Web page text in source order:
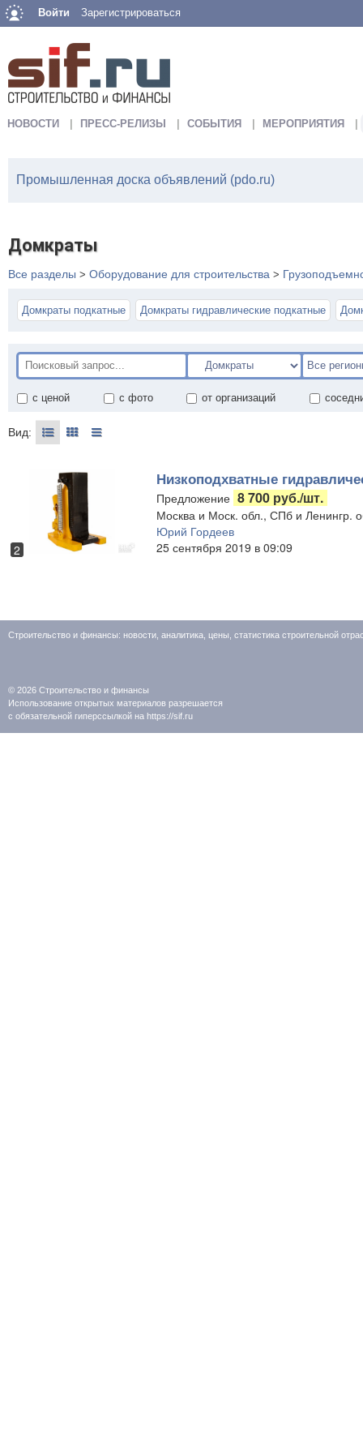
Войти Зарегистрироваться
НОВОСТИ ПРЕСС-РЕЛИЗЫ СОБЫТИЯ МЕРОПРИЯТИЯ
Промышленная доска объявлений (pdo.ru)
Домкраты
Все разделы > Оборудование для строительства >
Домкраты подкатные Домкраты гидравлические подкатные
с ценой с фото от организаций
Вид:
2
Низкоподхватные
Предложение 8 700 руб./шт.
Москва и Моск. обл., СПб и Ленингр.
Юрий Гордеев
25 сентября 2019 в 09:09
Строительство и финансы: новости, аналитика, цены, статистика строительной
© 2026 Строительство и финансы
Использование открытых материалов разрешается
с обязательной гиперссылкой на https://sif.ru